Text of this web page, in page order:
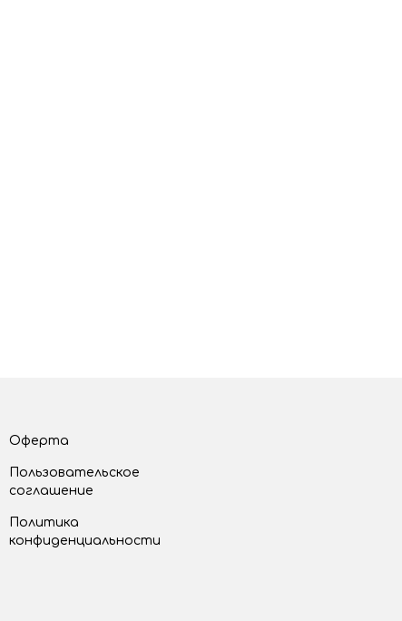
Оферта
Пользовательское
соглашение
Политика
конфиденциальности